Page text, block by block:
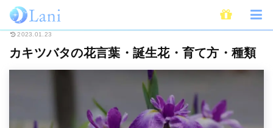
ホーム 占い カキツバタの花言葉・誕生花・育て方・種類
2023.01.23
カキツバタの花言葉・誕生花・育て方・種類